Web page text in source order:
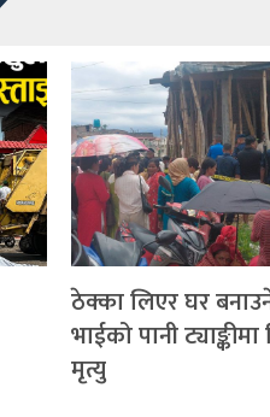
ठेक्का लिएर घर
भाईको पानी
मृत्यु